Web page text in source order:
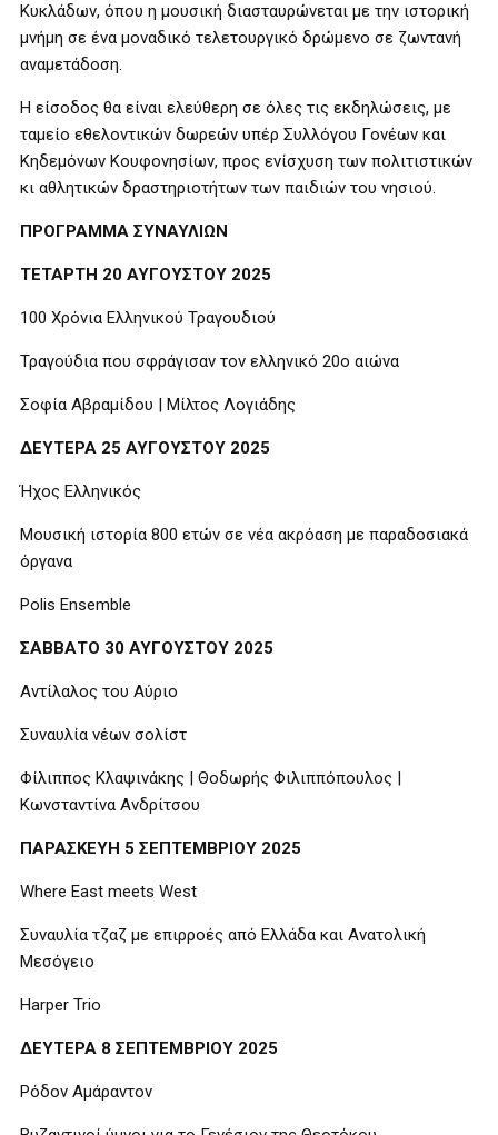
Κυκλάδων, όπου η μουσική διασταυρώνεται με την ιστορική
μνήμη σε ένα μοναδικό τελετουργικό δρώμενο σε ζωντανή
αναμετάδοση.
Η είσοδος θα είναι ελεύθερη σε όλες τις εκδηλώσεις, με
ταμείο εθελοντικών δωρεών υπέρ Συλλόγου Γονέων και
Κηδεμόνων Κουφονησίων, προς ενίσχυση των πολιτιστικών
κι αθλητικών δραστηριοτήτων των παιδιών του νησιού.
ΠΡΟΓΡΑΜΜΑ ΣΥΝΑΥΛΙΩΝ
ΤΕΤΑΡΤΗ 20 ΑΥΓΟΥΣΤΟΥ 2025
100 Χρόνια Ελληνικού Τραγουδιού
Τραγούδια που σφράγισαν τον ελληνικό 20ο αιώνα
Σοφία Αβραμίδου | Μίλτος Λογιάδης
ΔΕΥΤΕΡΑ 25 ΑΥΓΟΥΣΤΟΥ 2025
Ήχος Ελληνικός
Μουσική ιστορία 800 ετών σε νέα ακρόαση με παραδοσιακά
όργανα
Polis Ensemble
ΣΑΒΒΑΤΟ 30 ΑΥΓΟΥΣΤΟΥ 2025
Αντίλαλος του Αύριο
Συναυλία νέων σολίστ
Φίλιππος Κλαψινάκης | Θοδωρής Φιλιππόπουλος |
Κωνσταντίνα Ανδρίτσου
ΠΑΡΑΣΚΕΥΗ 5 ΣΕΠΤΕΜΒΡΙΟΥ 2025
Where East meets West
Συναυλία τζαζ με επιρροές από Ελλάδα και Ανατολική
Μεσόγειο
Harper Trio
ΔΕΥΤΕΡΑ 8 ΣΕΠΤΕΜΒΡΙΟΥ 2025
Ρόδον Αμάραντον